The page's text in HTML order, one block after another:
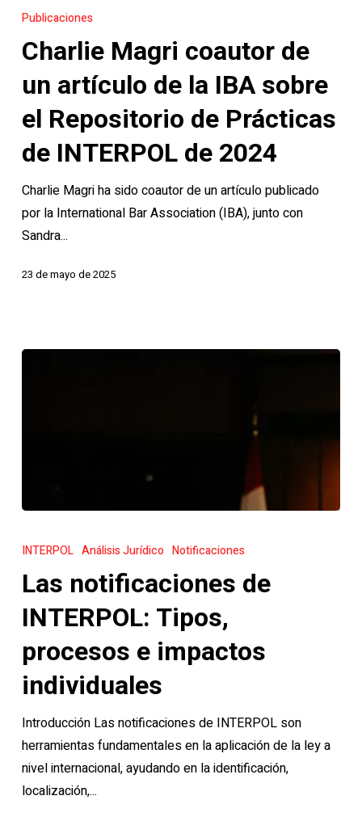
Magri
de
un
de
la
sobre
el
Repositorio
Prácticas
de
Publicaciones
Charlie Magri coautor de
un artículo de la IBA sobre
el Repositorio de Prácticas
de INTERPOL de 2024
Charlie Magri ha sido coautor de un artículo publicado
por la International Bar Association (IBA), junto con
Sandra...
23 de mayo de 2025
notificaciones
INTERPOL:
Tipos,
e
impactos
INTERPOL Análisis Jurídico Notificaciones
Las notificaciones de
INTERPOL: Tipos,
procesos e impactos
individuales
Introducción Las notificaciones de INTERPOL son
herramientas fundamentales en la aplicación de la ley a
nivel internacional, ayudando en la identificación,
localización,...